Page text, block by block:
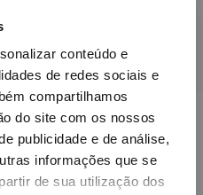
conteúdo e
de redes sociais e
compartilhamos
do site com os nossos
publicidade e de análise,
informações que se
de sua utilização dos
GOSTAR